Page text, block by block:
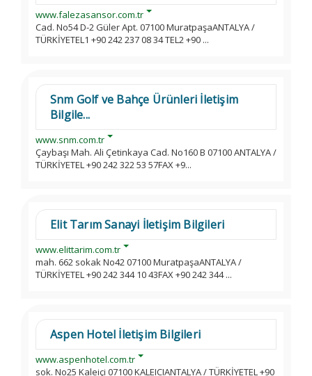
www.falezasansor.com.tr
Cad. No54 D-2 Güler Apt. 07100 MuratpaşaANTALYA /
TÜRKİYETEL1 +90 242 237 08 34 TEL2 +90 ...
Snm Golf ve Bahçe Ürünleri İletişim
Bilgile...
www.snm.com.tr
Çaybaşı Mah. Ali Çetinkaya Cad. No160 B 07100 ANTALYA /
TÜRKİYETEL +90 242 322 53 57FAX +9...
Elit Tarım Sanayi İletişim Bilgileri
www.elittarim.com.tr
mah. 662 sokak No42 07100 MuratpaşaANTALYA /
TÜRKİYETEL +90 242 344 10 43FAX +90 242 344 ...
Aspen Hotel İletişim Bilgileri
www.aspenhotel.com.tr
sok. No25 Kaleiçi 07100 KALEICIANTALYA / TÜRKİYETEL +90